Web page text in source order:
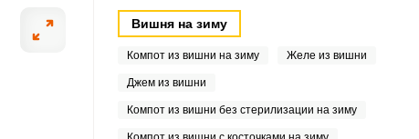
Вишня на зиму
Компот из вишни на зиму Желе из вишни
Джем из вишни
Компот из вишни без стерилизации на зиму